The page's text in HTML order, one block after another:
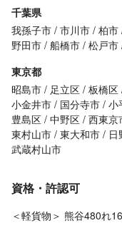
千葉県
我孫子市 市川市 柏市
野田市 船橋市 松戸市
東京都
昭島市
足立区 板橋区
小金井市
国分寺市 小
豊島区 中野区 西東京
東村山市 東大和市 日
武蔵村山市
資格・許認可
＜軽貨物＞ 熊谷480れ